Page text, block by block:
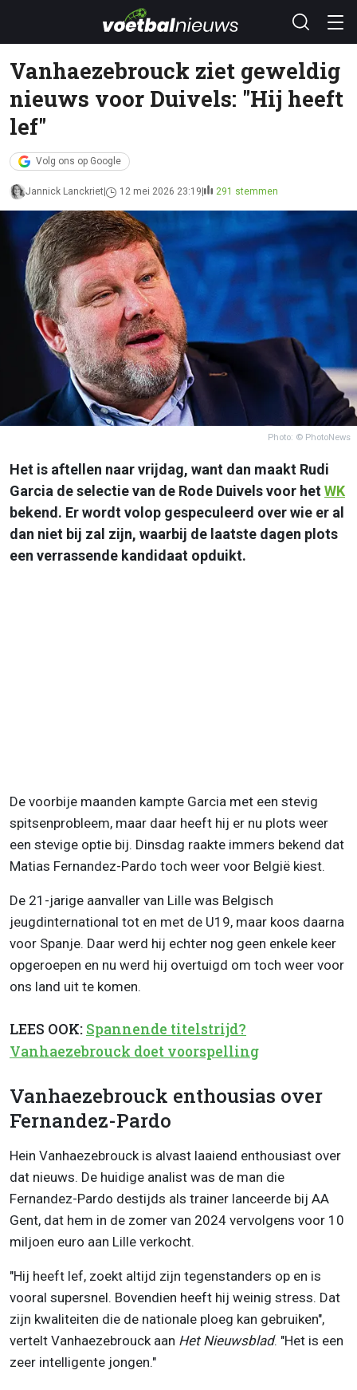
Vanhaezebrouck ziet geweldig
nieuws voor Duivels: "Hij heeft
lef"
Volg ons op Google
Jannick Lanckriet 12 mei 2026 23:19 291 stemmen
Photo: © PhotoNews
Het is aftellen naar vrijdag, want dan maakt Rudi
Garcia de selectie van de Rode Duivels voor hetWK
bekend. Er wordt volop gespeculeerd over wie er al
dan niet bij zal zijn, waarbij de laatste dagen plots
een verrassende kandidaat opduikt.
De voorbije maanden kampte Garcia met een stevig
spitsenprobleem, maar daar heeft hij er nu plots weer
een stevige optie bij. Dinsdag raakte immers bekend dat
Matias Fernandez-Pardo toch weer voor België kiest.
De 21-jarige aanvaller van Lille was Belgisch
jeugdinternational tot en met de U19, maar koos daarna
voor Spanje. Daar werd hij echter nog geen enkele keer
opgeroepen en nu werd hij overtuigd om toch weer voor
ons land uit te komen.
LEES OOK: Spannende titelstrijd?
Vanhaezebrouck doet voorspelling
Vanhaezebrouck enthousias over
Fernandez-Pardo
Hein Vanhaezebrouck is alvast laaiend enthousiast over
dat nieuws. De huidige analist was de man die
Fernandez-Pardo destijds als trainer lanceerde bij AA
Gent, dat hem in de zomer van 2024 vervolgens voor 10
miljoen euro aan Lille verkocht.
"Hij heeft lef, zoekt altijd zijn tegenstanders op en is
vooral supersnel. Bovendien heeft hij weinig stress. Dat
zijn kwaliteiten die de nationale ploeg kan gebruiken",
vertelt Vanhaezebrouck aan Het Nieuwsblad. "Het is een
zeer intelligente jongen."